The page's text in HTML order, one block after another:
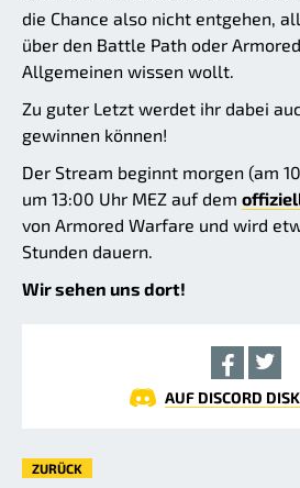
die Chance also nicht entgehen,
über den Battle Path oder
Allgemeinen wissen wollt.
Zu guter Letzt werdet ihr dabei
gewinnen können!
Der Stream beginnt morgen (am
um 13:00 Uhr MEZ auf dem
von Armored Warfare und wird
Stunden dauern.
Wir sehen uns dort!
AUF DISCORD
ZURÜCK